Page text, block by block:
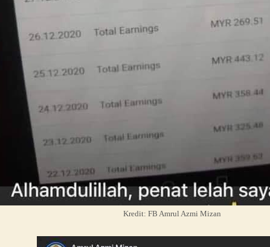
Kredit: FB Amrul Azmi Mizan